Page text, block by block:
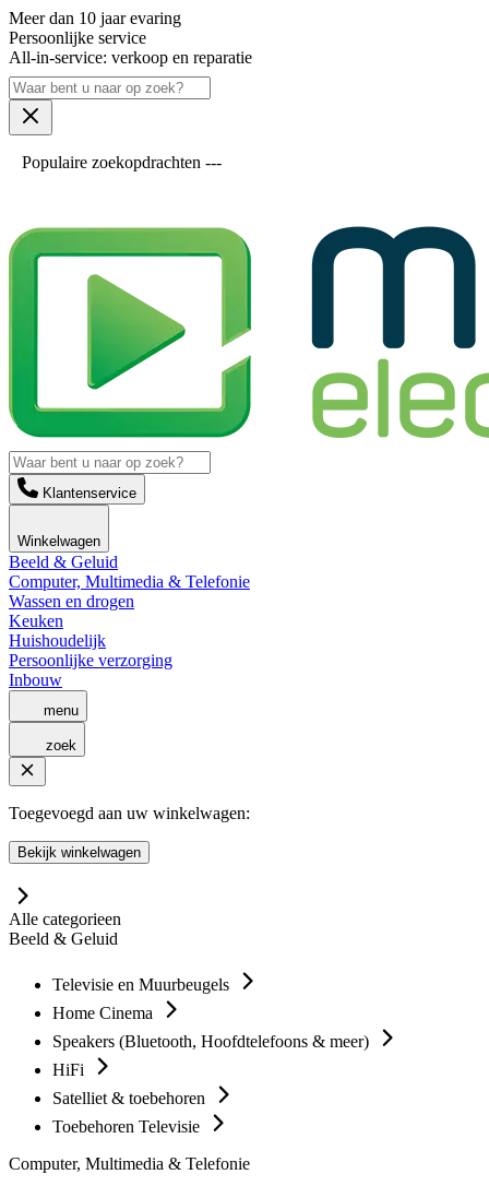
Meer dan 10 jaar evaring
Persoonlijke service
All-in-service: verkoop en reparatie
Populaire zoekopdrachten ---
Klantenservice
Winkelwagen
Beeld & Geluid
Computer, Multimedia & Telefonie
Wassen en drogen
Keuken
Huishoudelijk
Persoonlijke verzorging
Inbouw
menu
zoek
Toegevoegd aan uw winkelwagen:
Bekijk winkelwagen
Alle categorieen
Beeld & Geluid
Televisie en Muurbeugels
Home Cinema
Speakers (Bluetooth, Hoofdtelefoons & meer)
HiFi
Satelliet & toebehoren
Toebehoren Televisie
Computer, Multimedia & Telefonie